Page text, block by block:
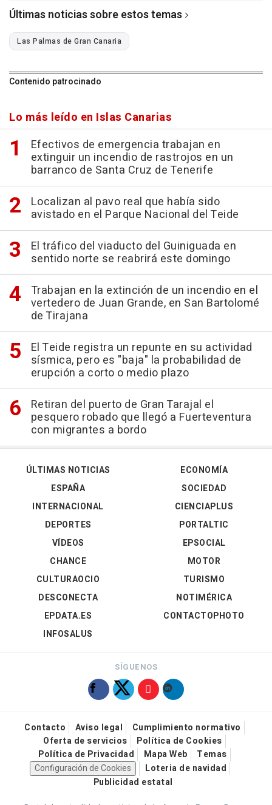
Últimas noticias sobre estos temas
Las Palmas de Gran Canaria
Contenido patrocinado
Lo más leído en Islas Canarias
Efectivos de emergencia trabajan en
extinguir un incendio de rastrojos en un
barranco de Santa Cruz de Tenerife
Localizan al pavo real que había sido
avistado en el Parque Nacional del Teide
El tráfico del viaducto del Guiniguada en
sentido norte se reabrirá este domingo
Trabajan en la extinción de un incendio en el
vertedero de Juan Grande, en San Bartolomé
de Tirajana
El Teide registra un repunte en su actividad
sísmica, pero es "baja" la probabilidad de
erupción a corto o medio plazo
Retiran del puerto de Gran Tarajal el
pesquero robado que llegó a Fuerteventura
con migrantes a bordo
ÚLTIMAS NOTICIAS
ESPAÑA
INTERNACIONAL
DEPORTES
VÍDEOS
ECONOMÍA
SOCIEDAD
CIENCIAPLUS
PORTALTIC
EPSOCIAL
CHANCE
CULTURAOCIO
DESCONECTA
EPDATA.ES
INFOSALUS
MOTOR
TURISMO
NOTIMÉRICA
CONTACTOPHOTO
SÍGUENOS
Contacto Aviso legal
Cumplimiento normativo
Oferta de servicios
Política de Cookies
Política de Privacidad
Mapa Web
Temas
Configuración de Cookies
Loteria de navidad
Publicidad estatal